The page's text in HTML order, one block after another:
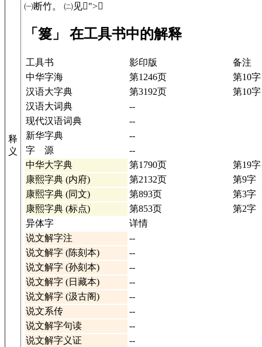
释
义
㈠断竹。 ㈡见𥲈">𥲈
「䈠」 在工具书中的解释
工具书 影印版
备注
中华字海
第1246页
第10字
汉语大字典
第3192页
第10
汉语大词典
--
现代汉语词典
--
新华字典
--
字 源
--
中华大字典
第1790页
第19字
康熙字典 (内府)
第2132页
第9字
康熙字典 (同文)
第893页
第3字
康熙字典 (标点)
第853页
第2字
异体字
详情
说文解字注
--
说文解字 (陈刻本)
--
说文解字 (孙刻本)
--
说文解字 (日藏本)
--
说文解字 (汲古阁)
--
说文系传
--
说文解字句读
--
说文解字义证
--